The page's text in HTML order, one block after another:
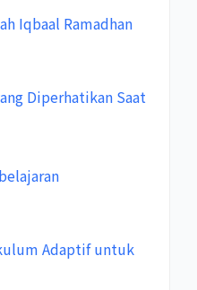
Iqbaal Ramadhan
Diperhatikan Saat
Adaptif untuk